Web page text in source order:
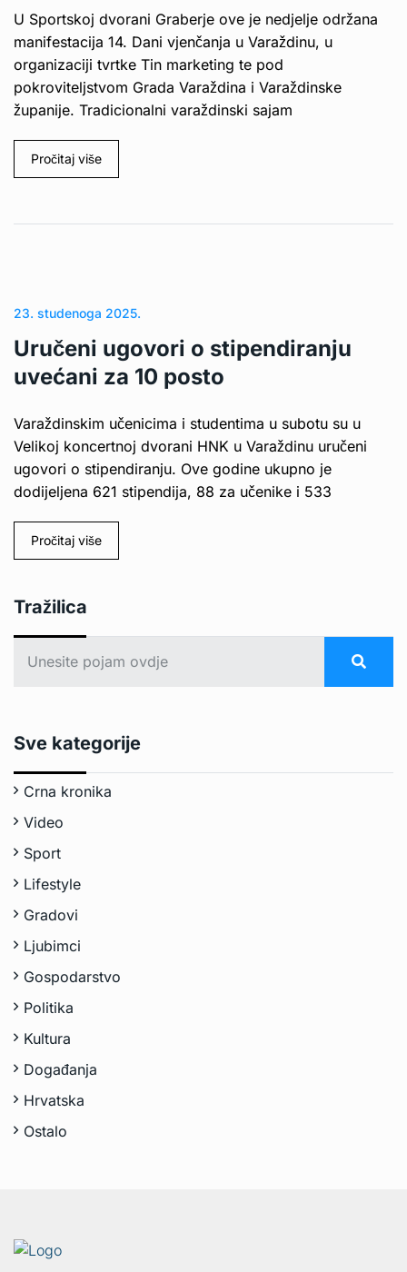
U Sportskoj dvorani Graberje ove je nedjelje održana
manifestacija 14. Dani vjenčanja u Varaždinu, u
organizaciji tvrtke Tin marketing te pod
pokroviteljstvom Grada Varaždina i Varaždinske
županije. Tradicionalni varaždinski sajam
Pročitaj više
23. studenoga 2025.
Uručeni ugovori o stipendiranju
uvećani za 10 posto
Varaždinskim učenicima i studentima u subotu su u
Velikoj koncertnoj dvorani HNK u Varaždinu uručeni
ugovori o stipendiranju. Ove godine ukupno je
dodijeljena 621 stipendija, 88 za učenike i 533
Pročitaj više
Tražilica
Sve kategorije
Crna kronika
Video
Sport
Lifestyle
Gradovi
Ljubimci
Gospodarstvo
Politika
Kultura
Događanja
Hrvatska
Ostalo